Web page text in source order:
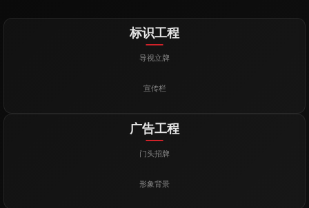
标识工程
导视立牌
宣传栏
广告工程
门头招牌
形象背景